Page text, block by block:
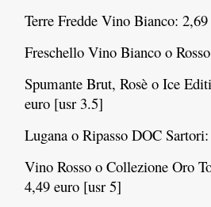
Terre Fredde Vino Bianco:
Freschello Vino Bianco o
Spumante Brut, Rosè o Ice
euro [usr 3.5]
Lugana o Ripasso DOC
Vino Rosso o Collezione Oro
4,49 euro [usr 5]